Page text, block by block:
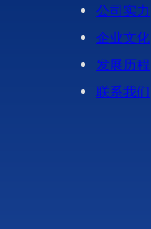
公司实力
企业文化
发展历程
联系我们